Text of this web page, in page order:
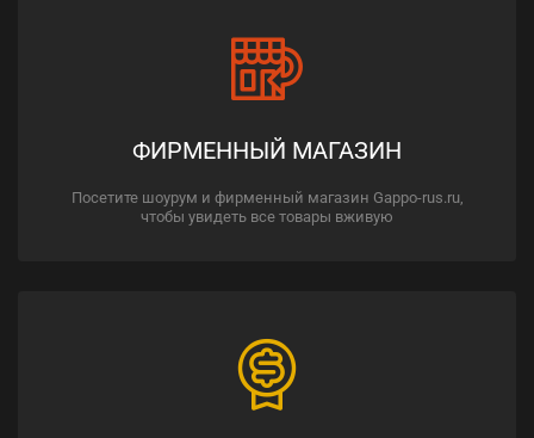
ФИРМЕННЫЙ МАГАЗИН
Посетите шоурум и фирменный магазин Gappo-rus.ru,
чтобы увидеть все товары вживую